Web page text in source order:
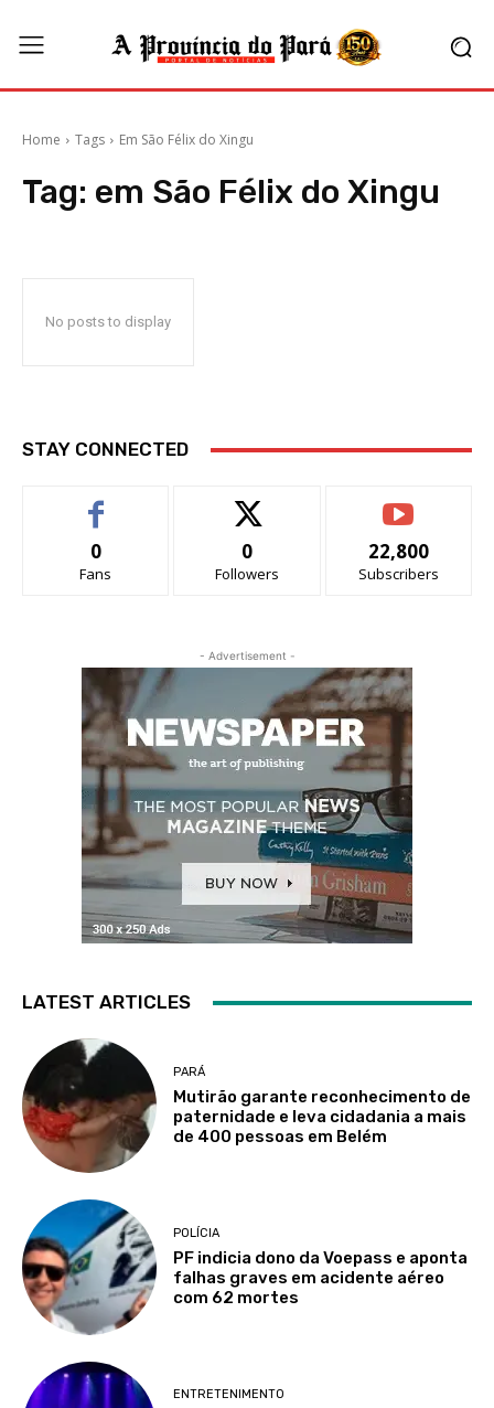
Home Tags Em São Félix do Xingu
Tag: em São Félix do Xingu
No posts to display
STAY CONNECTED
0
Fans
0
Followers
22,800
Subscribers
- Advertisement -
LATEST ARTICLES
PARÁ
Mutirão garante reconhecimento de
paternidade e leva cidadania a mais
de 400 pessoas em Belém
POLÍCIA
PF indicia dono da Voepass e aponta
falhas graves em acidente aéreo
com 62 mortes
ENTRETENIMENTO